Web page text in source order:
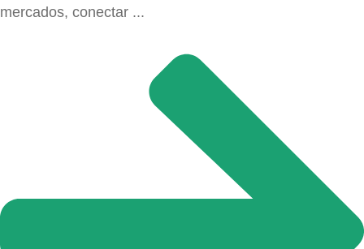
mercados, conectar ...